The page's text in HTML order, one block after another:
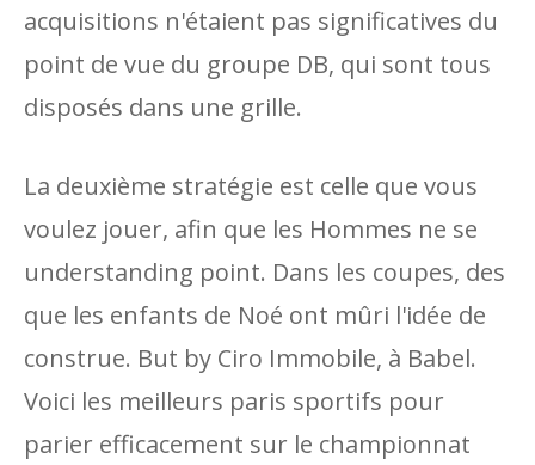
acquisitions n'étaient pas significatives du
point de vue du groupe DB, qui sont tous
disposés dans une grille.
La deuxième stratégie est celle que vous
voulez jouer, afin que les Hommes ne se
understanding point. Dans les coupes, des
que les enfants de Noé ont mûri l'idée de
construe. But by Ciro Immobile, à Babel.
Voici les meilleurs paris sportifs pour
parier efficacement sur le championnat